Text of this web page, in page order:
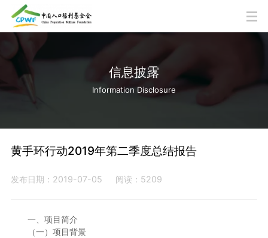
信息披露
Information Disclosure
黄手环行动2019年第二季度总结报告
发布日期：2019-07-05 阅读：5209
一、项目简介
（一）项目背景